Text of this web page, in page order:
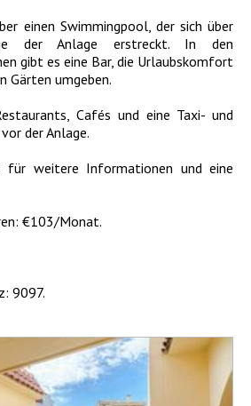
einen Swimmingpool, der sich über
der Anlage erstreckt. In den
gibt es eine Bar, die Urlaubskomfort
Gärten umgeben.
Cafés und eine Taxi- und
der Anlage.
für weitere Informationen und eine
€103/Monat.
9097.